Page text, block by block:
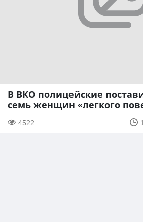
В ВКО полицейские
семь женщин «легкого
4522